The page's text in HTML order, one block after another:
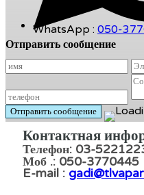
WhatsApp : 050-
Отправить сообщение
Контактная
Телефон: 03-
Моб .: 050-3770445
E-mail :